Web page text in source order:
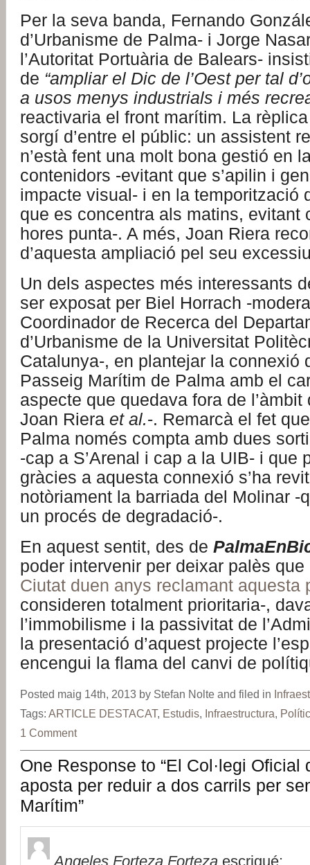
Per la seva banda, Fernando
d’Urbanisme de Palma- i Jorge
l’Autoritat Portuària de Balears-
de “ampliar el Dic de l’Oest per tal
a usos menys industrials i més
reactivaria el front marítim. La
sorgí d’entre el públic: un assistent
n’està fent una molt bona gestió en
contenidors -evitant que s’apilin i
impacte visual- i en la temporització
que es concentra als matins, evitant
hores punta-. A més, Joan Riera
d’aquesta ampliació pel seu
Un dels aspectes més interessants
ser exposat per Biel Horrach -
Coordinador de Recerca del
d’Urbanisme de la Universitat
Catalunya-, en plantejar la connexió
Passeig Marítim de Palma amb el
aspecte que quedava fora de l’àmbit
Joan Riera et al.-. Remarcà el fet
Palma només compta amb dues
-cap a S’Arenal i cap a la UIB- i que
gràcies a aquesta connexió s’ha
notòriament la barriada del Molinar -
un procés de degradació-.
En aquest sentit, des de
poder intervenir per deixar palès que
Ciutat duen anys reclamant aquesta
consideren totalment prioritaria-,
l’immobilisme i la passivitat de
la presentació d’aquest projecte
encengui la flama del canvi de
Posted maig 14th, 2013 by Stefan Nolte and filed in
Tags: ARTICLE DESTACAT, Estudis, Infraestructura,
1 Comment
One Response to “El Col·legi Oficial
aposta per reduir a dos carrils per
Marítim”
Angeles Forteza Forteza escrigué: